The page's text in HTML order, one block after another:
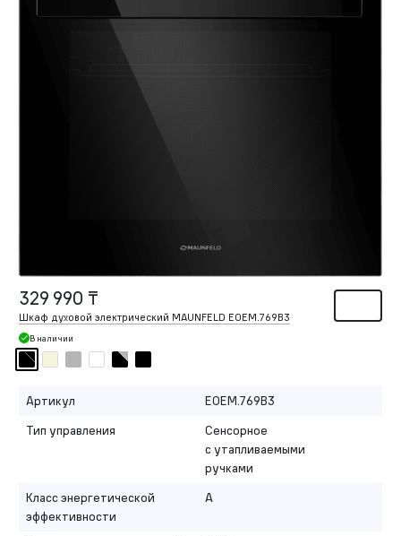
329 990 ₸
Шкаф духовой электрический MAUNFELD EOEM.769B3
В наличии
Артикул
EOEM.769B3
Тип управления
Сенсорное
с утапливаемыми
ручками
Класс энергетической
эффективности
A